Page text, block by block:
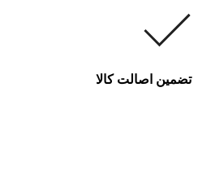
تضمین اصالت کالا